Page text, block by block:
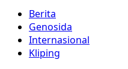
Korban
Tragedi
1965
Kecewa
Berita
Genosida
Internasional
Kliping